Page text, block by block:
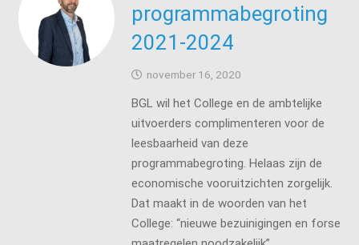
programmabegroting
2021-2024
november 16, 2020
BGL wil het College en de ambtelijke
uitvoerders complimenteren voor de
leesbaarheid van deze
programmabegroting. Helaas zijn de
economische vooruitzichten zorgelijk.
Dat maakt in de woorden van het
College: “nieuwe bezuinigingen en forse